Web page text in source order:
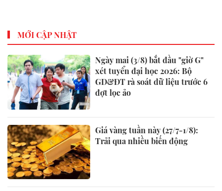
MỚI CẬP NHẬT
Ngày mai (3/8) bắt đầu "giờ G"
xét tuyển đại học 2026: Bộ
GD&ĐT rà soát dữ liệu trước 6
đợt lọc ảo
Giá vàng tuần này (27/7-1/8):
Trải qua nhiều biến động